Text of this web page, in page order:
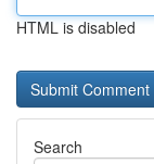
HTML is disabled
Search